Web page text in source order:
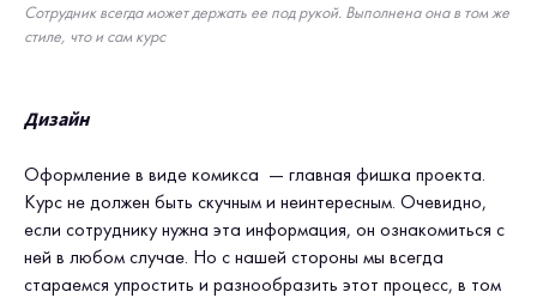
Сотрудник всегда может держать ее под рукой. Выполнена она в том же
стиле, что и сам курс
Дизайн
Оформление в виде комикса — главная фишка проекта.
Курс не должен быть скучным и неинтересным. Очевидно,
если сотруднику нужна эта информация, он ознакомиться с
ней в любом случае. Но с нашей стороны мы всегда
стараемся упростить и разнообразить этот процесс, в том